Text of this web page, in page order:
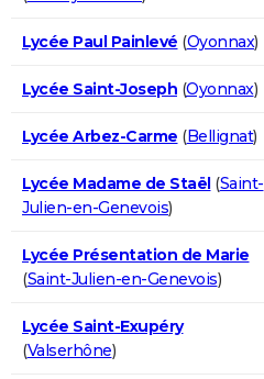
Lycée Paul Painlevé (Oyonnax)
Lycée Saint-Joseph (Oyonnax)
Lycée Arbez-Carme (Bellignat)
Lycée Madame de Staël(Saint-
Julien-en-Genevois)
Lycée Présentation de Marie
(Saint-Julien-en-Genevois)
Lycée Saint-Exupéry
(Valserhône)